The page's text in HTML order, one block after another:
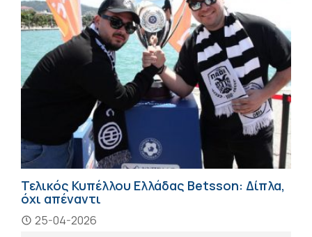
Τελικός Κυπέλλου Ελλάδας Betsson: Δίπλα,
όχι απέναντι
25-04-2026